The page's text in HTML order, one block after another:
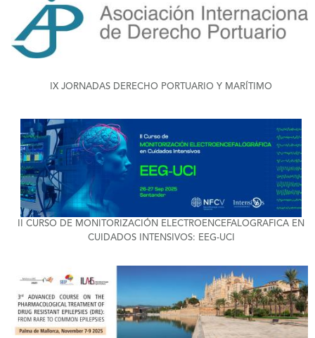
+
IX JORNADAS DERECHO PORTUARIO Y MARÍTIMO
+
II CURSO DE MONITORIZACIÓN ELECTROENCEFALOGRAFICA EN
CUIDADOS INTENSIVOS: EEG-UCI
+